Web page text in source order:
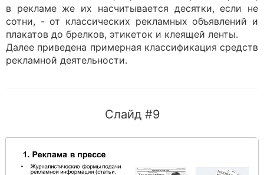
в рекламе же их насчитывается десятки, если не
сотни, - от классических рекламных объявлений и
плакатов до брелков, этикеток и клеящей ленты.
Далее приведена примерная классификация средств
рекламной деятельности.
Слайд #9